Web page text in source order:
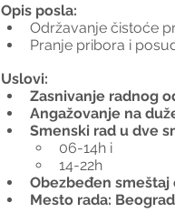
Opis posla:
Održavanje čistoće
Pranje pribora i
Uslovi:
Zasnivanje radnog
Angažovanje na
Smenski rad u dve
06-14h i
14-22h
Obezbeđen
Mesto rada: